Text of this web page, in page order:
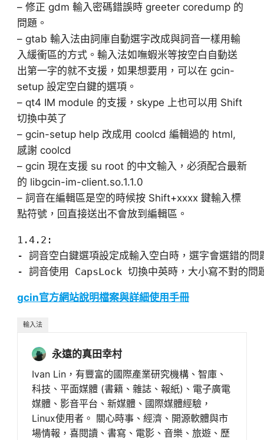
– 修正 gdm 輸入密碼錯誤時 greeter coredump 的
問題。
– gtab 輸入法由詞庫自動選字改成與詞音一樣用輸
入緩衝區的方式。輸入法如嘸蝦米等按空白自動送
出第一字的就不支援，如果想要用，可以在 gcin-
setup 設定空白鍵的選項。
– qt4 IM module 的支援，skype 上也可以用 Shift
切換中英了
– gcin-setup help 改成用 coolcd 編輯過的 html,
感謝 coolcd
– gcin 現在支援 su root 的中文輸入，必須配合最新
的 libgcin-im-client.so.1.1.0
– 詞音在編輯區是空的時候按 Shift+xxxx 鍵輸入標
點符號，回直接送出不會放到編輯區。
1.4.2:
- 詞音空白鍵選項設定成輸入空白時，選字會選錯的問
- 詞音使用 CapsLock 切換中英時，大小寫不對的
gcin官方網站說明檔案與詳細使用手冊
輸入法
永遠的真田幸村
Ivan Lin，有豐富的國際產業研究機構、智庫、
科技、平面媒體 (書籍、雜誌、報紙)、電子廣電
媒體、影音平台、新媒體、國際媒體經驗，
Linux使用者。 關心時事、經濟、開源軟體與市
場情報，喜閱讀、書寫、電影、音樂、旅遊、歷